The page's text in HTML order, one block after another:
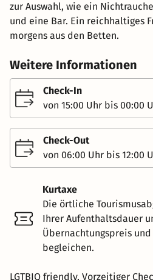
zur Auswahl, wie ein
und eine Bar. Ein reichhaltiges
morgens aus den Betten.
Weitere Informationen
Check-In
von 15:00 Uhr bis 00:00
Check-Out
von 06:00 Uhr bis 12:00
Kurtaxe
Die örtliche
Ihrer Aufenthaltsdauer
Übernachtungspreis
begleichen.
LGTBIQ friendly, Vorzeitiger